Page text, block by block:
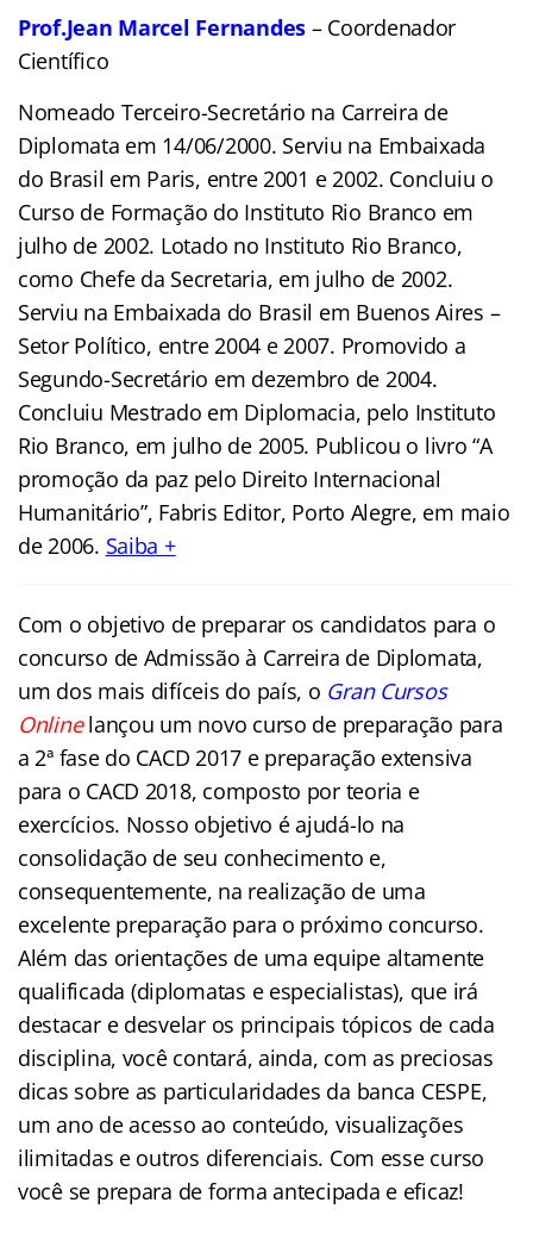
Prof.Jean Marcel Fernandes– Coordenador
Científico
Nomeado Terceiro-Secretário na Carreira de
Diplomata em 14/06/2000. Serviu na Embaixada
do Brasil em Paris, entre 2001 e 2002. Concluiu o
Curso de Formação do Instituto Rio Branco em
julho de 2002. Lotado no Instituto Rio Branco,
como Chefe da Secretaria, em julho de 2002.
Serviu na Embaixada do Brasil em Buenos Aires –
Setor Político, entre 2004 e 2007. Promovido a
Segundo-Secretário em dezembro de 2004.
Concluiu Mestrado em Diplomacia, pelo Instituto
Rio Branco, em julho de 2005. Publicou o livro “A
promoção da paz pelo Direito Internacional
Humanitário”, Fabris Editor, Porto Alegre, em maio
de 2006. Saiba +
Com o objetivo de preparar os candidatos para o
concurso de Admissão à Carreira de Diplomata,
um dos mais difíceis do país, o Gran Cursos
Onlinelançou um novo curso de preparação para
a 2ª fase do CACD 2017 e preparação extensiva
para o CACD 2018, composto por teoria e
exercícios. Nosso objetivo é ajudá-lo na
consolidação de seu conhecimento e,
consequentemente, na realização de uma
excelente preparação para o próximo concurso.
Além das orientações de uma equipe altamente
qualificada (diplomatas e especialistas), que irá
destacar e desvelar os principais tópicos de cada
disciplina, você contará, ainda, com as preciosas
dicas sobre as particularidades da banca CESPE,
um ano de acesso ao conteúdo, visualizações
ilimitadas e outros diferenciais. Com esse curso
você se prepara de forma antecipada e eficaz!